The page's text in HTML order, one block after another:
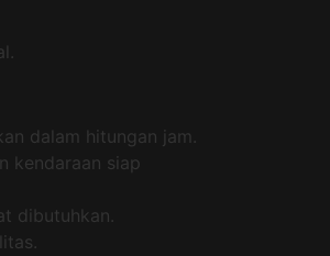
dalam hitungan jam.
kendaraan siap
dibutuhkan.